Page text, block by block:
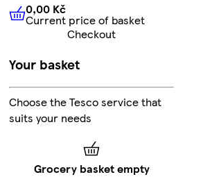
0,00 KčCurrent price of
0,00 Kč
Current price of basket
Checkout
Your basket
Choose the Tesco service that
suits your needs
Grocery basket empty